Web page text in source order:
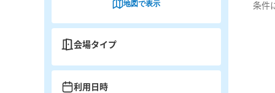
条件
地図で表示
会場タイプ
利用日時